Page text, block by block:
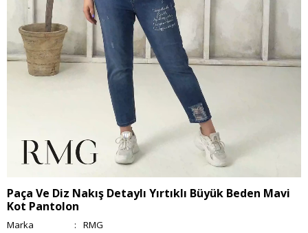
Paça Ve Diz Nakış Detaylı Yırtıklı Büyük Beden Mavi
Kot Pantolon
Marka :
RMG